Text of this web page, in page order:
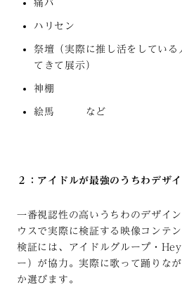
痛バ
ハリセン
祭壇（実際に推し活をしている
てきて展示）
神棚
絵馬 など
２：アイドルが最強のうちわデザ
一番視認性の高いうちわのデザイ
ウスで実際に検証する映像コンテン
検証には、アイドルグループ・
ー）が協力。実際に歌って踊りな
か選びます。